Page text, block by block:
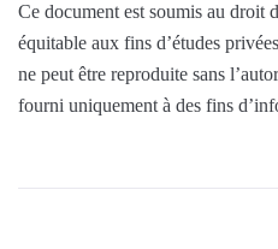
Ce document est soumis au droit
équitable aux fins d’études
ne peut être reproduite sans
fourni uniquement à des fins